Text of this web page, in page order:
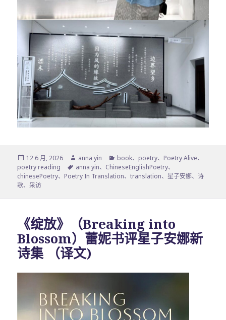
发
布
于
12 6 月, 2026
作
者
anna yin
分
类
book、 poetry、 Poetry Alive、
poetry reading
标
签
anna yin、 ChineseEnglishPoetry、
chinesePoetry、 Poetry In Translation、translation、 星子安娜、诗
歌、采访
《绽放》（Breaking into
Blossom）蕾妮书评星子安娜新
诗集 （译文)